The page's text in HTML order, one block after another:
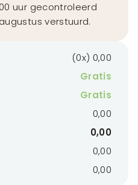
uur gecontroleerd
verstuurd.
(0x) 0,00
Gratis
Gratis
0,00
0,00
0,00
0,00